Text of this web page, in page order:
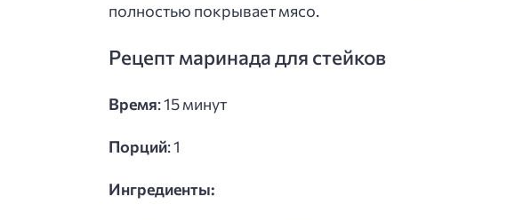
полностью покрывает мясо.
Рецепт маринада для стейков
Время: 15 минут
Порций: 1
Ингредиенты: